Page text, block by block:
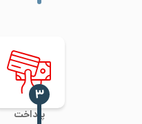
پرداخت
‍۳